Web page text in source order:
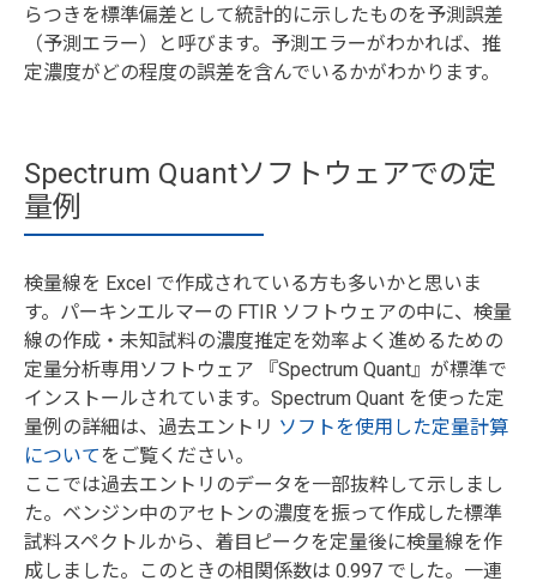
らつきを標準偏差として統計的に示したものを予測誤差
（予測エラー）と呼びます。予測エラーがわかれば、推
定濃度がどの程度の誤差を含んでいるかがわかります。
Spectrum Quantソフトウェアでの定
量例
検量線を Excel で作成されている方も多いかと思いま
す。パーキンエルマーの FTIR ソフトウェアの中に、検量
線の作成・未知試料の濃度推定を効率よく進めるための
定量分析専用ソフトウェア 『Spectrum Quant』が標準で
インストールされています。Spectrum Quant を使った定
量例の詳細は、過去エントリ ソフトを使用した定量計算
について をご覧ください。
ここでは過去エントリのデータを一部抜粋して示しまし
た。ベンジン中のアセトンの濃度を振って作成した標準
試料スペクトルから、着目ピークを定量後に検量線を作
成しました。このときの相関係数は 0.997 でした。一連